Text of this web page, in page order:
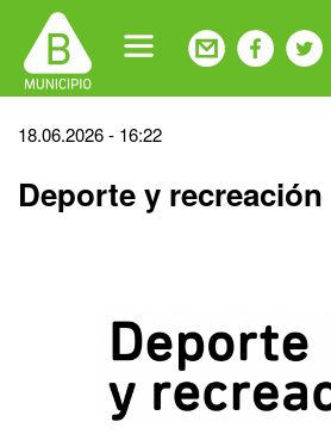
navigation
Back
top
18.06.2026 - 16:22
Deporte y recreación